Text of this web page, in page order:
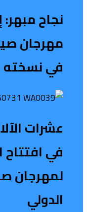
نجاح
مهرجان
في نسخته
عشرات
في افتتاح
لمهرجان
الدولي